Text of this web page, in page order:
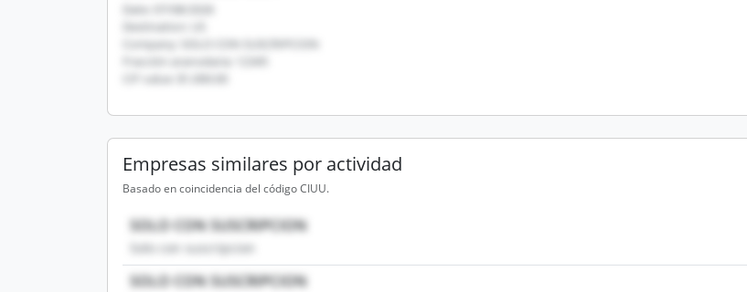
Date: 07/08/2026
Destination: US
Company: SOLO CON SUSCRIPCION
Fracción arancelaria: 12345
CIF value: $1,000.00
Empresas similares por actividad
Basado en coincidencia del código CIUU.
SOLO CON SUSCRIPCION
Solo con suscripcion
SOLO CON SUSCRIPCION